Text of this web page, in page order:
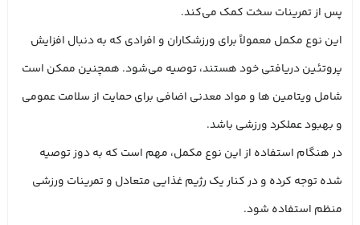
پس از تمرینات سخت کمک می‌کند.
این نوع مکمل معمولاً برای ورزشکاران و افرادی که به دنبال افزایش
پروتئین دریافتی خود هستند، توصیه می‌شود. همچنین ممکن است
شامل ویتامین‌ ها و مواد معدنی اضافی برای حمایت از سلامت عمومی
و بهبود عملکرد ورزشی باشد.
در هنگام استفاده از این نوع مکمل، مهم است که به دوز توصیه‌
شده توجه کرده و در کنار یک رژیم غذایی متعادل و تمرینات ورزشی
منظم استفاده شود.